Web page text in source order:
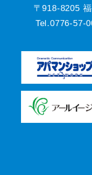
〒918-8205
Tel.0776-57-